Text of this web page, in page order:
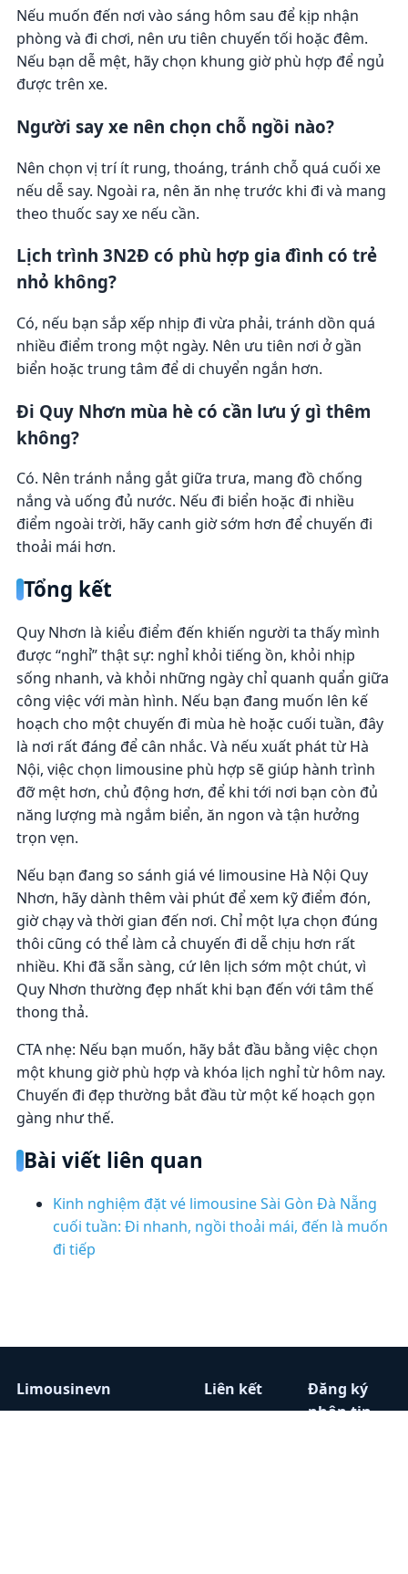
Nếu muốn đến nơi vào sáng hôm sau để kịp nhận
phòng và đi chơi, nên ưu tiên chuyến tối hoặc đêm.
Nếu bạn dễ mệt, hãy chọn khung giờ phù hợp để ngủ
được trên xe.
Người say xe nên chọn chỗ ngồi nào?
Nên chọn vị trí ít rung, thoáng, tránh chỗ quá cuối xe
nếu dễ say. Ngoài ra, nên ăn nhẹ trước khi đi và mang
theo thuốc say xe nếu cần.
Lịch trình 3N2Đ có phù hợp gia đình có trẻ
nhỏ không?
Có, nếu bạn sắp xếp nhịp đi vừa phải, tránh dồn quá
nhiều điểm trong một ngày. Nên ưu tiên nơi ở gần
biển hoặc trung tâm để di chuyển ngắn hơn.
Đi Quy Nhơn mùa hè có cần lưu ý gì thêm
không?
Có. Nên tránh nắng gắt giữa trưa, mang đồ chống
nắng và uống đủ nước. Nếu đi biển hoặc đi nhiều
điểm ngoài trời, hãy canh giờ sớm hơn để chuyến đi
thoải mái hơn.
Tổng kết
Quy Nhơn là kiểu điểm đến khiến người ta thấy mình
được “nghỉ” thật sự: nghỉ khỏi tiếng ồn, khỏi nhịp
sống nhanh, và khỏi những ngày chỉ quanh quẩn giữa
công việc với màn hình. Nếu bạn đang muốn lên kế
hoạch cho một chuyến đi mùa hè hoặc cuối tuần, đây
là nơi rất đáng để cân nhắc. Và nếu xuất phát từ Hà
Nội, việc chọn limousine phù hợp sẽ giúp hành trình
đỡ mệt hơn, chủ động hơn, để khi tới nơi bạn còn đủ
năng lượng mà ngắm biển, ăn ngon và tận hưởng
trọn vẹn.
Nếu bạn đang so sánh giá vé limousine Hà Nội Quy
Nhơn, hãy dành thêm vài phút để xem kỹ điểm đón,
giờ chạy và thời gian đến nơi. Chỉ một lựa chọn đúng
thôi cũng có thể làm cả chuyến đi dễ chịu hơn rất
nhiều. Khi đã sẵn sàng, cứ lên lịch sớm một chút, vì
Quy Nhơn thường đẹp nhất khi bạn đến với tâm thế
thong thả.
CTA nhẹ: Nếu bạn muốn, hãy bắt đầu bằng việc chọn
một khung giờ phù hợp và khóa lịch nghỉ từ hôm nay.
Chuyến đi đẹp thường bắt đầu từ một kế hoạch gọn
gàng như thế.
Bài viết liên quan
Kinh nghiệm đặt vé limousine Sài Gòn Đà Nẵng
cuối tuần: Đi nhanh, ngồi thoải mái, đến là muốn
đi tiếp
Limousinevn
Liên kết
Đăng ký
nhận tin